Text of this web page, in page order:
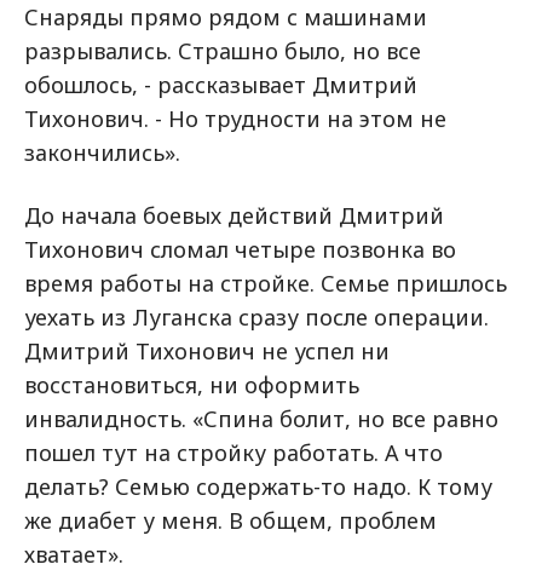
Снаряды прямо рядом с машинами
разрывались. Страшно было, но все
обошлось, - рассказывает Дмитрий
Тихонович. - Но трудности на этом не
закончились».
До начала боевых действий Дмитрий
Тихонович сломал четыре позвонка во
время работы на стройке. Семье пришлось
уехать из Луганска сразу после операции.
Дмитрий Тихонович не успел ни
восстановиться, ни оформить
инвалидность. «Спина болит, но все равно
пошел тут на стройку работать. А что
делать? Семью содержать-то надо. К тому
же диабет у меня. В общем, проблем
хватает».